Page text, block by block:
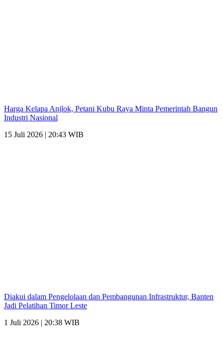
Harga Kelapa Anjlok, Petani Kubu Raya Minta Pemerintah Bangun
Industri Nasional
15 Juli 2026 | 20:43 WIB
Diakui dalam Pengelolaan dan Pembangunan Infrastruktur, Banten
Jadi Pelatihan Timor Leste
1 Juli 2026 | 20:38 WIB